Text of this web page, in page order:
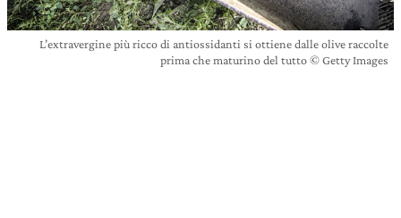
L’extravergine più ricco di antiossidanti si ottiene dalle olive raccolte
prima che maturino del tutto © Getty Images